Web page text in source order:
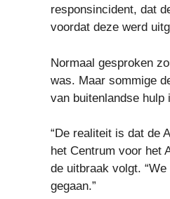
responsincident, dat
voordat deze werd
Normaal gesproken
was. Maar sommige
van buitenlandse hulp
“De realiteit is dat de
het Centrum voor het
de uitbraak volgt.
gegaan.”